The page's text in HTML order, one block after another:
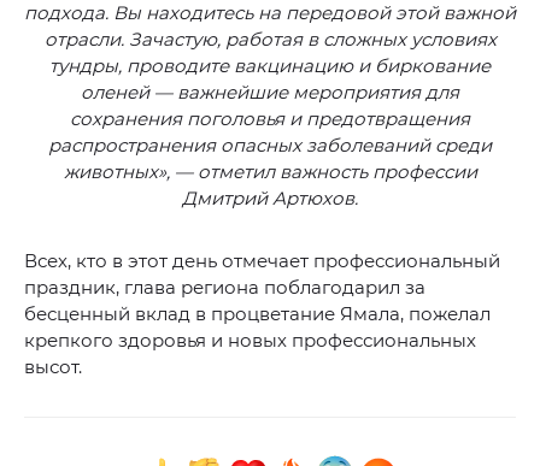
подхода. Вы находитесь на передовой этой важной
отрасли. Зачастую, работая в сложных условиях
тундры, проводите вакцинацию и биркование
оленей — важнейшие мероприятия для
сохранения поголовья и предотвращения
распространения опасных заболеваний среди
животных», — отметил важность профессии
Дмитрий Артюхов.
Всех, кто в этот день отмечает профессиональный
праздник, глава региона поблагодарил за
бесценный вклад в процветание Ямала, пожелал
крепкого здоровья и новых профессиональных
высот.